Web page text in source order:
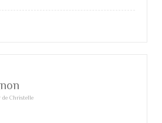
de Christelle